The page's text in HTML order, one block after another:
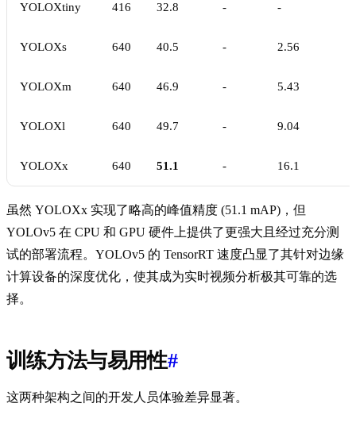
YOLOXtiny 416 32.8 - -
YOLOXs 640 40.5 - 2.56
YOLOXm 640 46.9 - 5.43
YOLOXl 640 49.7 - 9.04
YOLOXx 640 51.1 - 16.1
虽然 YOLOXx 实现了略高的峰值精度 (51.1 mAP)，但
YOLOv5 在 CPU 和 GPU 硬件上提供了更强大且经过充分测
试的部署流程。YOLOv5 的 TensorRT 速度凸显了其针对边缘
计算设备的深度优化，使其成为实时视频分析极其可靠的选
择。
训练方法与易用性#
这两种架构之间的开发人员体验差异显著。